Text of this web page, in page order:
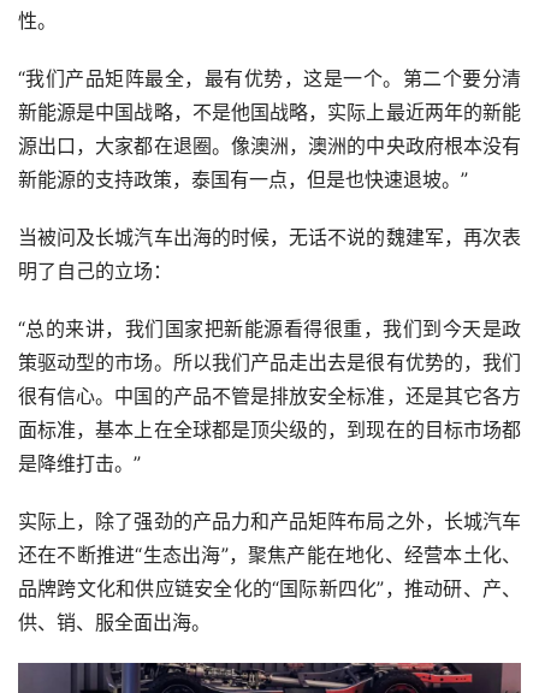
性。
“我们产品矩阵最全，最有优势，这是一个。第二个要分清
新能源是中国战略，不是他国战略，实际上最近两年的新能
源出口，大家都在退圈。像澳洲，澳洲的中央政府根本没有
新能源的支持政策，泰国有一点，但是也快速退坡。”
当被问及长城汽车出海的时候，无话不说的魏建军，再次表
明了自己的立场：
“总的来讲，我们国家把新能源看得很重，我们到今天是政
策驱动型的市场。所以我们产品走出去是很有优势的，我们
很有信心。中国的产品不管是排放安全标准，还是其它各方
面标准，基本上在全球都是顶尖级的，到现在的目标市场都
是降维打击。”
实际上，除了强劲的产品力和产品矩阵布局之外，长城汽车
还在不断推进“生态出海”，聚焦产能在地化、经营本土化、
品牌跨文化和供应链安全化的“国际新四化”，推动研、产、
供、销、服全面出海。